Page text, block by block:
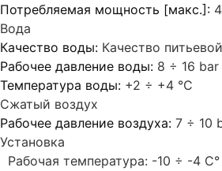
Потребляемая мощность [макс.]:
Вода
Качество воды: Качество
Рабочее давление воды: 8 ÷ 16 bar
Температура воды: +2 ÷ +4 °C
Сжатый воздух
Рабочее давление воздуха: 7 ÷ 10
Установка
Рабочая температура: -10 ÷ -4 C°